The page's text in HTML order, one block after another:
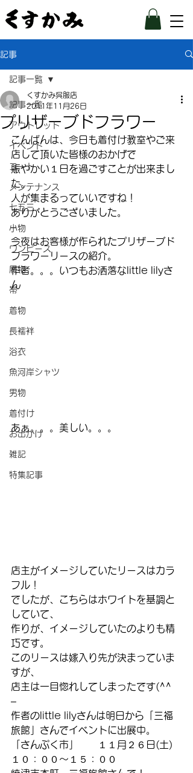
記事
記事一覧
アウトレット
イベント
コート
メンテナンス
七五三
小物
ワンピース
履物
帯
着物
長襦袢
浴衣
魚河岸シャツ
男物
着付け
お出かけ
雑記
特集記事
記事一覧
プリザーブドフラワー
くすかみ呉服店
2011年11月26日
こんばんは、今日も着付け教室やご来
店して頂いた皆様のおかげで
賑やかい１日を過ごすことが出来まし
た。
人が集まるっていいですね！
ありがとうございました。
–
今夜はお客様が作られたプリザーブド
フラワーリースの紹介。
作者。。。いつもお洒落なlittle lilyさ
ん
あぁ。。。美しい。。。
店主がイメージしていたリースはカラ
フル！
でしたが、こちらはホワイトを基調と
していて、
作りが、イメージしていたのよりも精
巧です。
このリースは嫁入り先が決まっていま
すが、
店主は一目惚れしてしまったです(^^
–
作者のlittle lilyさんは明日から「三福
旅館」さんでイベントに出展中。
「さんぷく市」　　１１月２６日(土)
１０：００～１５：００